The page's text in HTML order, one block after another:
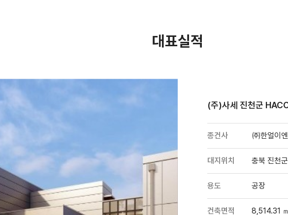
대표실적
(주)사세 진천군
종건사 ㈜한얼이
대지위치 충북 진천
용도 공장
건축면적 8,514.31